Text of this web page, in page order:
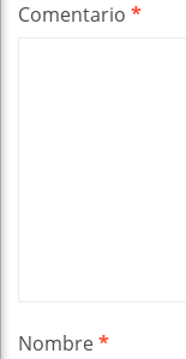
Comentario *
Nombre*